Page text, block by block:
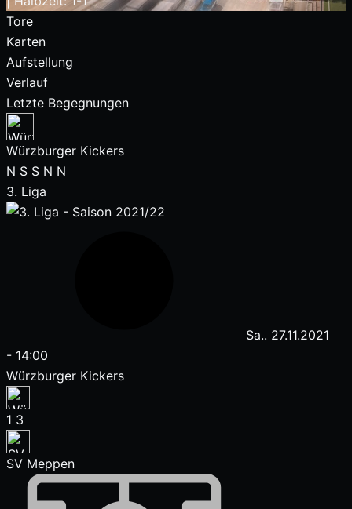
Tore
Karten
Aufstellung
Verlauf
Letzte Begegnungen
Würzburger Kickers
N S S N N
3. Liga
Sa.. 27.11.2021
- 14:00
Würzburger Kickers
1 3
SV Meppen